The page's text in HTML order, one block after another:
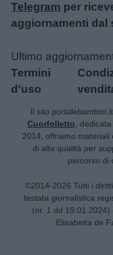
Telegram per
aggiornamenti dal
Ultimo
Termini
d'uso
Il sito
Cuorfolletto,
2014, offriamo materiali
di alta qualità per
percorso di
©2014-2026 Tutti i
testata giornalistica
(nr. 1 dd 19.01.2024)
Elisabetta de